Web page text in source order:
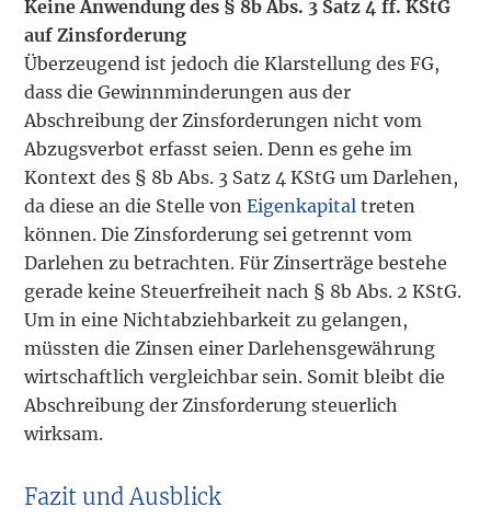
Keine Anwendung des § 8b Abs. 3 Satz 4 ff. KStG
auf Zinsforderung
Überzeugend ist jedoch die Klarstellung des FG,
dass die Gewinnminderungen aus der
Abschreibung der Zinsforderungen nicht vom
Abzugsverbot erfasst seien. Denn es gehe im
Kontext des § 8b Abs. 3 Satz 4 KStG um Darlehen,
da diese an die Stelle vonEigenkapital treten
können. Die Zinsforderung sei getrennt vom
Darlehen zu betrachten. Für Zinserträge bestehe
gerade keine Steuerfreiheit nach § 8b Abs. 2 KStG.
Um in eine Nichtabziehbarkeit zu gelangen,
müssten die Zinsen einer Darlehensgewährung
wirtschaftlich vergleichbar sein. Somit bleibt die
Abschreibung der Zinsforderung steuerlich
wirksam.
Fazit und Ausblick